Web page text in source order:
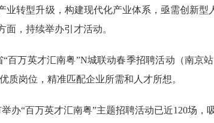
转型升级，构建现代化产业体系，亟需创新型
面，持续举办引才活动。
万英才汇南粤”N城联动春季招聘活动（南京
质岗位，精准匹配企业所需和人才所想。
“百万英才汇南粤”主题招聘活动已近120场，